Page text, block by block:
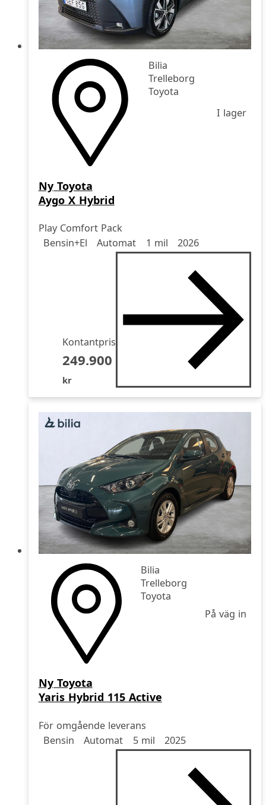
Bilia
Trelleborg
Toyota
I lager
Ny Toyota
Aygo X Hybrid
Play Comfort Pack
Drivmedel
Bensin+El
Drivmedel Automat
Miltal 1 mil
årsmodell 2026
Kontantpris
249.900
kr
Bilia
Trelleborg
Toyota
På väg in
Ny Toyota
Yaris Hybrid 115 Active
För omgående leverans
Drivmedel
Bensin
Drivmedel Automat
Miltal 5 mil
årsmodell 2025